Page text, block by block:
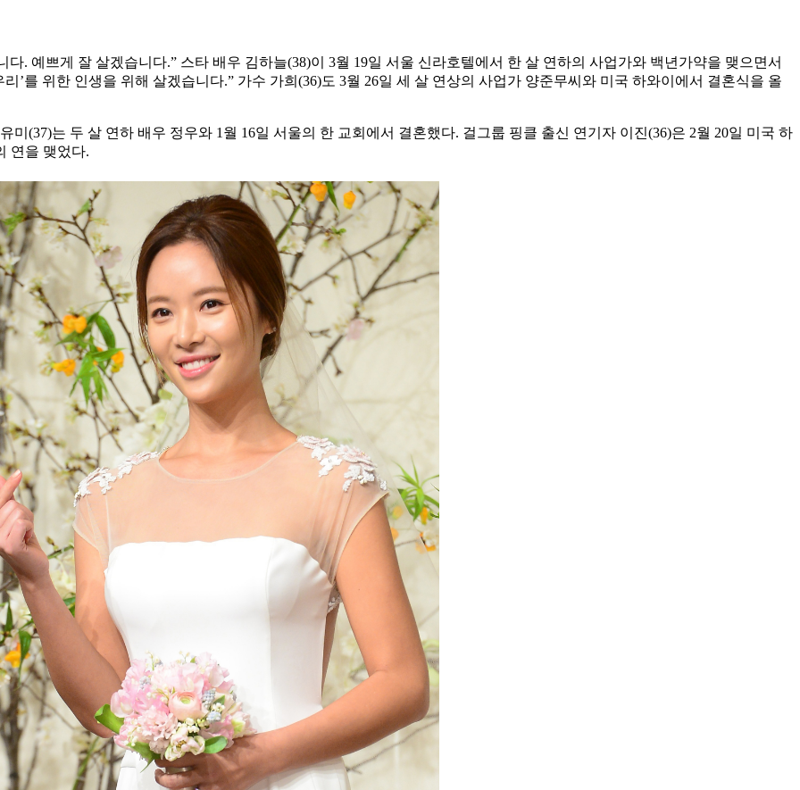
. 예쁘게 잘 살겠습니다.” 스타 배우 김하늘(38)이 3월 19일 서울 신라호텔에서 한 살 연하의 사업가와 백년가약을 맺으면서
’를 위한 인생을 위해 살겠습니다.” 가수 가희(36)도 3월 26일 세 살 연상의 사업가 양준무씨와 미국 하와이에서 결혼식을 올
(37)는 두 살 연하 배우 정우와 1월 16일 서울의 한 교회에서 결혼했다. 걸그룹 핑클 출신 연기자 이진(36)은 2월 20일 미국 하
연을 맺었다.